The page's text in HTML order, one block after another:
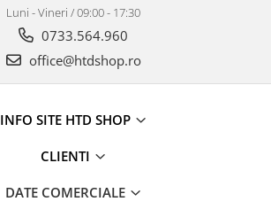
Luni - Vineri / 09:00 - 17:30
0733.564.960
office@htdshop.ro
INFO SITE HTD SHOP
CLIENTI
DATE COMERCIALE